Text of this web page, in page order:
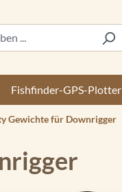
Fishfinder-GPS-Plotter
Gewichte für Downrigger